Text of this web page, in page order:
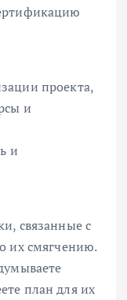
проекта,
и
и
связанные с
их смягчению.
план для их